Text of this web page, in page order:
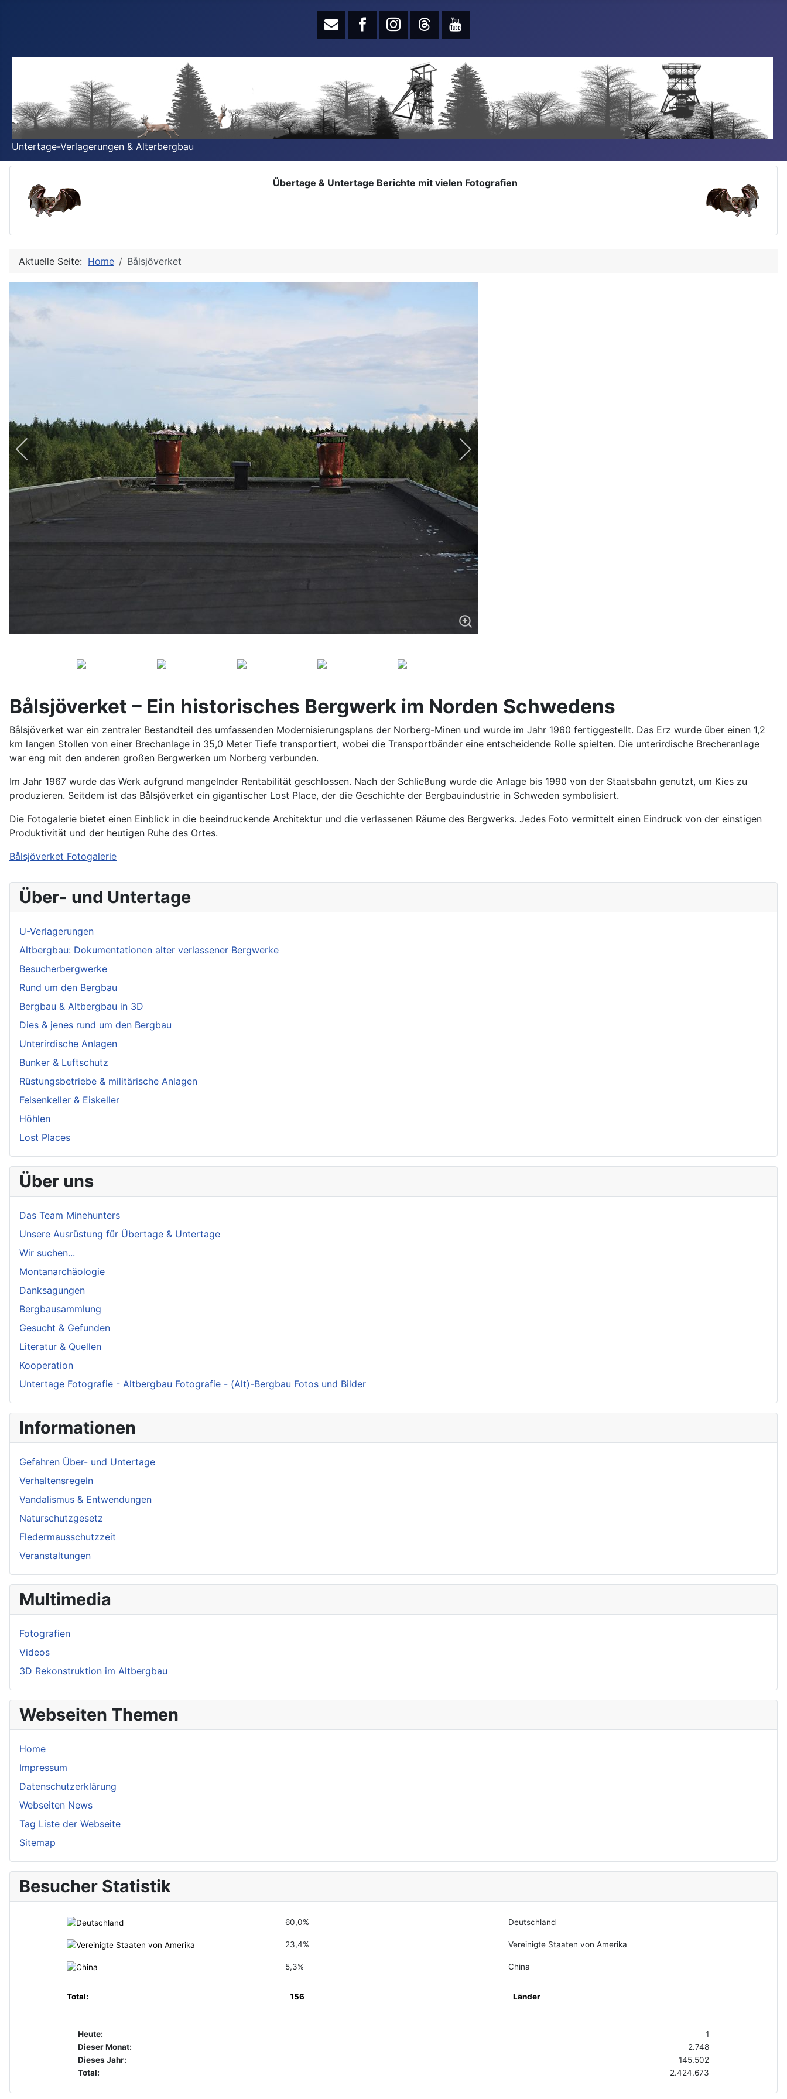
Untertage-Verlagerungen & Alterbergbau
Übertage & Untertage Berichte mit vielen Fotografien
Aktuelle Seite: Home Bålsjöverket
Bålsjöverket – Ein historisches Bergwerk im Norden Schwedens
Bålsjöverket war ein zentraler Bestandteil des umfassenden Modernisierungsplans der Norberg-Minen und wurde im Jahr 1960 fertiggestellt. Das Erz wurde über einen 1,2
km langen Stollen von einer Brechanlage in 35,0 Meter Tiefe transportiert, wobei die Transportbänder eine entscheidende Rolle spielten. Die unterirdische Brecheranlage
war eng mit den anderen großen Bergwerken um Norberg verbunden.
Im Jahr 1967 wurde das Werk aufgrund mangelnder Rentabilität geschlossen. Nach der Schließung wurde die Anlage bis 1990 von der Staatsbahn genutzt, um Kies zu
produzieren. Seitdem ist das Bålsjöverket ein gigantischer Lost Place, der die Geschichte der Bergbauindustrie in Schweden symbolisiert.
Die Fotogalerie bietet einen Einblick in die beeindruckende Architektur und die verlassenen Räume des Bergwerks. Jedes Foto vermittelt einen Eindruck von der einstigen
Produktivität und der heutigen Ruhe des Ortes.
Bålsjöverket Fotogalerie
Über- und Untertage
U-Verlagerungen
Altbergbau: Dokumentationen alter verlassener Bergwerke
Besucherbergwerke
Rund um den Bergbau
Bergbau & Altbergbau in 3D
Dies & jenes rund um den Bergbau
Unterirdische Anlagen
Bunker & Luftschutz
Rüstungsbetriebe & militärische Anlagen
Felsenkeller & Eiskeller
Höhlen
Lost Places
Über uns
Das Team Minehunters
Unsere Ausrüstung für Übertage & Untertage
Wir suchen...
Montanarchäologie
Danksagungen
Bergbausammlung
Gesucht & Gefunden
Literatur & Quellen
Kooperation
Untertage Fotografie - Altbergbau Fotografie - (Alt)-Bergbau Fotos und Bilder
Informationen
Gefahren Über- und Untertage
Verhaltensregeln
Vandalismus & Entwendungen
Naturschutzgesetz
Fledermausschutzzeit
Veranstaltungen
Multimedia
Fotografien
Videos
3D Rekonstruktion im Altbergbau
Webseiten Themen
Home
Impressum
Datenschutzerklärung
Webseiten News
Tag Liste der Webseite
Sitemap
Besucher Statistik
60,0% Deutschland
23,4% Vereinigte Staaten von Amerika
5,3% China
Total: 156 Länder
Heute:
1
Dieser Monat:
2.748
Dieses Jahr:
145.502
Total:
2.424.673